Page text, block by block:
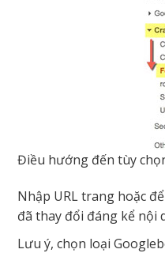
Điều hướng đến tùy
Nhập URL trang hoặc
đã thay đổi đáng kể nội
Lưu ý, chọn loại